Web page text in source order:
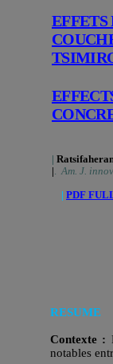
EFFETS
|
|
Am. J.
| PDF
RESUME
Contexte :
notables